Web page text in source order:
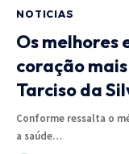
NOTICIAS
Os melhores
coração
Tarciso da
Conforme ressalta o
a saúde…